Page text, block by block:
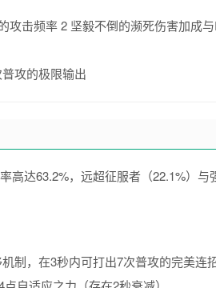
攻击频率 2 坚毅不倒的濒死伤害加成
攻的极限输出
高达63.2%，远超征服者（22.1%）与
制，在3秒内可打出7次普攻的完美连